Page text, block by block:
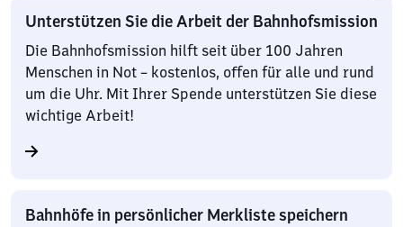
Unterstützen Sie die Arbeit der Bahnhofsmission
Die Bahnhofsmission hilft seit über 100 Jahren
Menschen in Not – kostenlos, offen für alle und rund
um die Uhr. Mit Ihrer Spende unterstützen Sie diese
wichtige Arbeit!
Bahnhöfe in persönlicher Merkliste speichern